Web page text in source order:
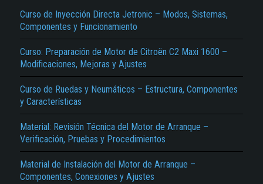
Curso de Inyección Directa Jetronic – Modos, Sistemas,
Componentes y Funcionamiento
Curso: Preparación de Motor de Citroën C2 Maxi 1600 –
Modificaciones, Mejoras y Ajustes
Curso de Ruedas y Neumáticos – Estructura, Componentes
y Características
Material: Revisión Técnica del Motor de Arranque –
Verificación, Pruebas y Procedimientos
Material de Instalación del Motor de Arranque –
Componentes, Conexiones y Ajustes